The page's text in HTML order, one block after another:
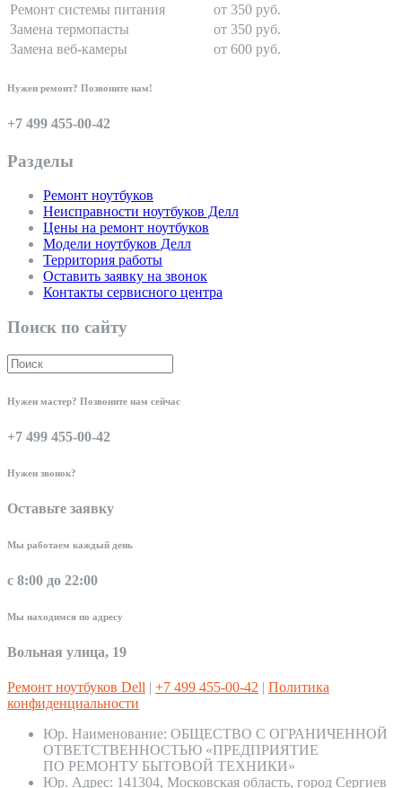
Ремонт системы питания
от 350 руб.
Замена термопасты
от 350 руб.
Замена веб-камеры
от 600 руб.
Нужен ремонт? Позвоните нам!
+7 499 455-00-42
Разделы
Ремонт ноутбуков
Неисправности ноутбуков Делл
Цены на ремонт ноутбуков
Модели ноутбуков Делл
Территория работы
Оставить заявку на звонок
Контакты сервисного центра
Поиск по сайту
Нужен мастер? Позвоните нам сейчас
+7 499 455-00-42
Нужен звонок?
Оставьте заявку
Мы работаем каждый день
с 8:00 до 22:00
Мы находимся по адресу
Вольная улица, 19
Ремонт ноутбуков Dell | +7 499 455-00-42 | Политика
конфиденциальности
Юр. Наименование: ОБЩЕСТВО С ОГРАНИЧЕННОЙ
ОТВЕТСТВЕННОСТЬЮ «ПРЕДПРИЯТИЕ
ПО РЕМОНТУ БЫТОВОЙ ТЕХНИКИ»
Юр. Адрес: 141304, Московская область, город Сергиев